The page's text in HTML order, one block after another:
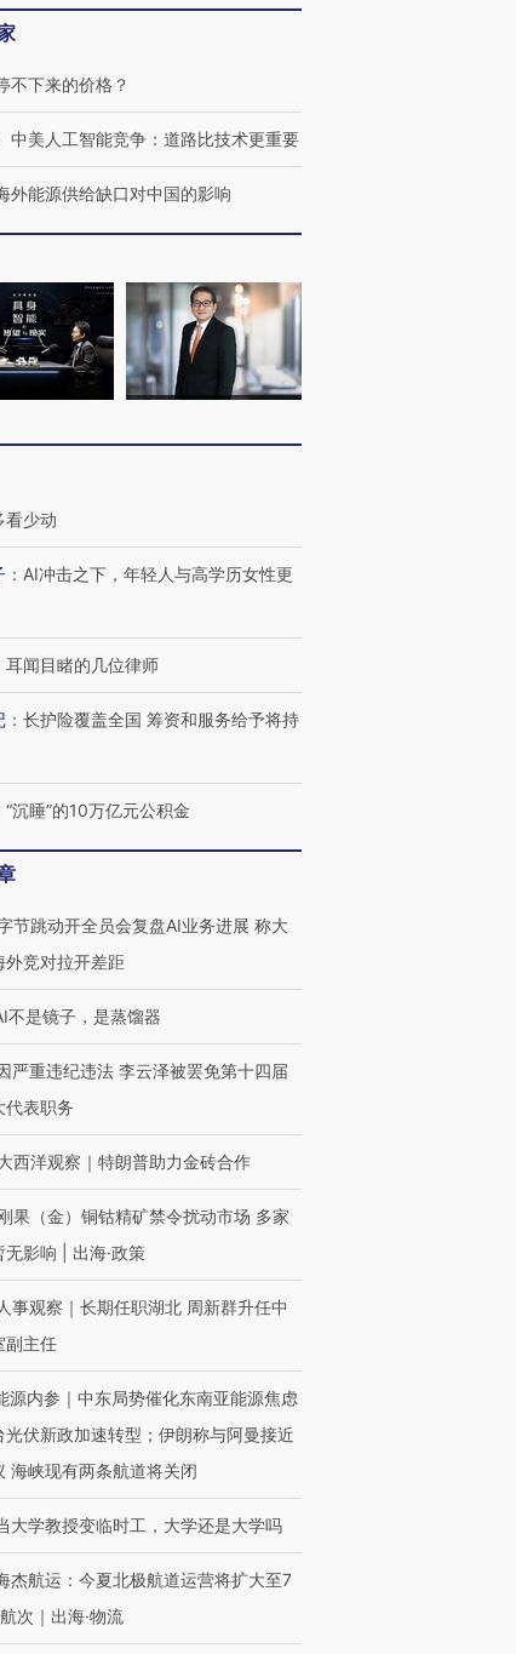
金
们甘
马航飞行员跨国走私7万
粒摇头丸 尿检体内含3种
毒品
视线｜被称为“蟑螂”的印
育部长拱下台
链博
”接产
有意思的生活方式·第三对
住三大增长引擎是什么？
不下来的价格？
中美人工智能竞争：道路比技术更重要
外能源供给缺口对中国的影响
看少动
： AI冲击之下，年轻人与高学历女性更
耳闻目睹的几位律师
： 长护险覆盖全国 筹资和服务给予将持
“沉睡”的10万亿元公积金
节跳动开全员会复盘AI业务进展 称大
外竞对拉开差距
不是镜子，是蒸馏器
严重违纪违法 李云泽被罢免第十四届
代表职务
西洋观察｜特朗普助力金砖合作
果（金）铜钴精矿禁令扰动市场 多家
无影响 | 出海·政策
人事观察｜长期任职湖北 周新群升任中
副主任
源内参｜中东局势催化东南亚能源焦虑
光伏新政加速转型；伊朗称与阿曼接近
海峡现有两条航道将关闭
大学教授变临时工，大学还是大学吗
杰航运：今夏北极航道运营将扩大至7
次｜出海·物流